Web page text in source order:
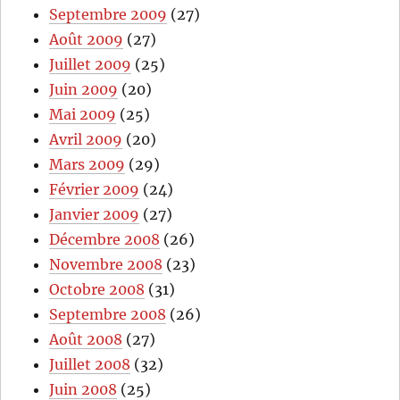
Septembre 2009 (27)
Août 2009 (27)
Juillet 2009 (25)
Juin 2009 (20)
Mai 2009 (25)
Avril 2009 (20)
Mars 2009 (29)
Février 2009 (24)
Janvier 2009 (27)
Décembre 2008 (26)
Novembre 2008 (23)
Octobre 2008 (31)
Septembre 2008 (26)
Août 2008 (27)
Juillet 2008 (32)
Juin 2008 (25)